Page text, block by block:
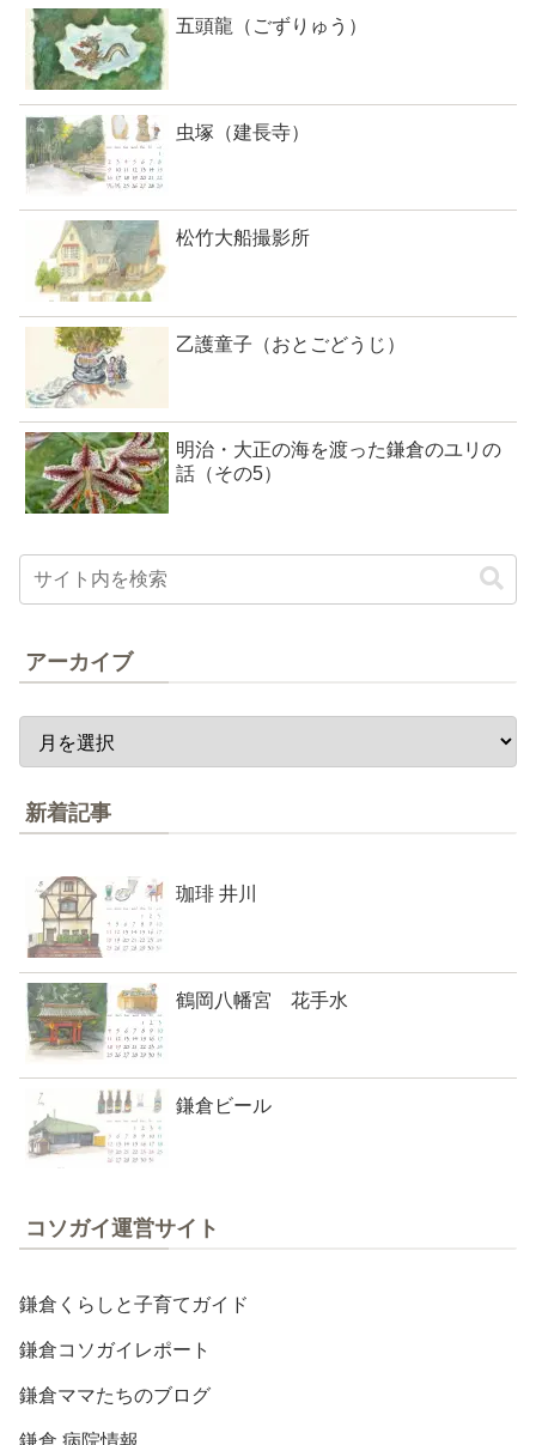
五頭龍（ごずりゅう）
虫塚（建長寺）
松竹大船撮影所
乙護童子（おとごどうじ）
明治・大正の海を渡った鎌倉のユリの
話（その5）
アーカイブ
新着記事
珈琲 井川
鶴岡八幡宮 花手水
鎌倉ビール
コソガイ運営サイト
鎌倉くらしと子育てガイド
鎌倉コソガイレポート
鎌倉ママたちのブログ